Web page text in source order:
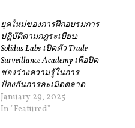
ยุคใหม่ของการฝึกอบรมการ
ปฏิบัติตามกฎระเบียบ:
Solidus Labs เปิดตัว Trade
Surveillance Academy เพื่อปิด
ช่องว่างความรู้ในการ
ป้องกันการละเมิดตลาด
January 29, 2025
In "Featured"